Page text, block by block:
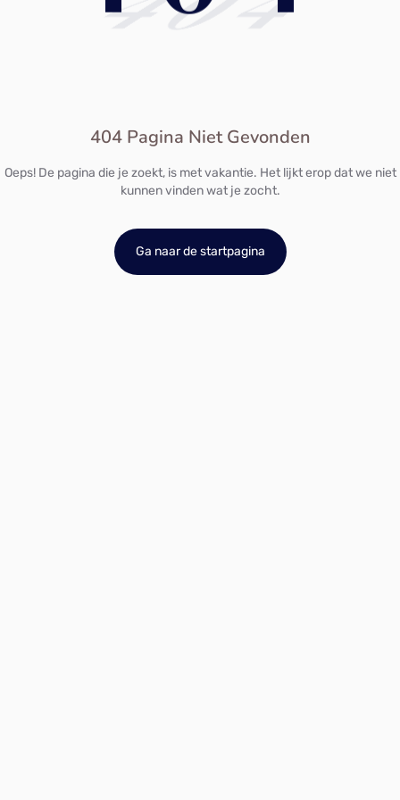
404 Pagina Niet Gevonden
Oeps! De pagina die je zoekt, is met vakantie. Het lijkt erop dat we niet
kunnen vinden wat je zocht.
Ga naar de startpagina